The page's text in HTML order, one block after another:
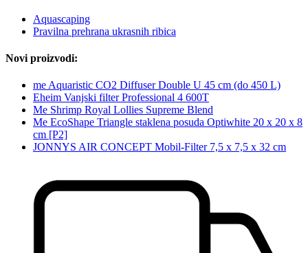
Aquascaping
Pravilna prehrana ukrasnih ribica
Novi proizvodi:
me Aquaristic CO2 Diffuser Double U 45 cm (do 450 L)
Eheim Vanjski filter Professional 4 600T
Me Shrimp Royal Lollies Supreme Blend
Me EcoShape Triangle staklena posuda Optiwhite 20 x 20 x 8
cm [P2]
JONNYS AIR CONCEPT Mobil-Filter 7,5 x 7,5 x 32 cm